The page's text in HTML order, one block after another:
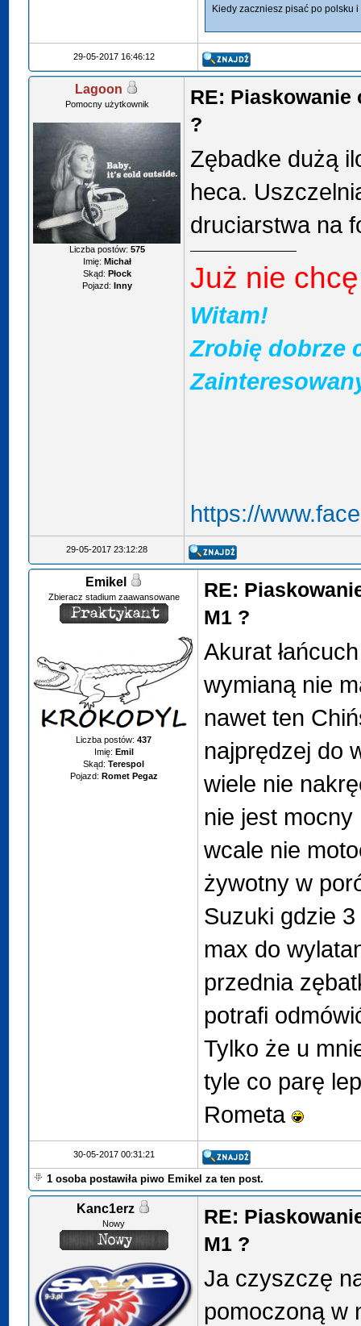
Kiedy zaczniesz pisać po polsku
29-05-2017 16:46:12
Lagoon
Pomocny użytkownik
Liczba postów: 575
Imię: Michał
Skąd: Płock
Pojazd: Inny
RE: Piaskowanie
?
Zębadke dużą
heca.
druciarstwa na
Już nie
Witam!
Zrobię dobrze
https://
29-05-2017 23:12:28
Emikel
Zbieracz stadium zaawansowane
Liczba postów:437
Imię: Emil
Skąd: Terespol
Pojazd: Romet Pegaz
RE:
M1 ?
Akurat
wymianą nie
nawet ten
najprędzej do
wiele nie
nie jest mocny
wcale nie
żywotny w
Suzuki gdzie
max do
przednia
potrafi
Tylko że u
tyle co parę
Rometa
30-05-2017 00:31:21
1 osoba postawiła piwo Emikel za ten post.
Kanc1erz
Nowy
RE:
M1 ?
Ja czyszczę
pomoczoną w